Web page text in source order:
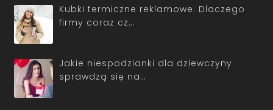
Kubki termiczne reklamowe. Dlaczego
firmy coraz cz…
Jakie niespodzianki dla dziewczyny
sprawdzą się na…